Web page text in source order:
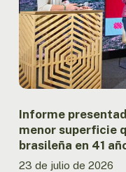
la
menor
superficie
quemada
en
la
brasileña
en
41
Informe
menor superficie
brasileña en 41
23 de julio de 2026